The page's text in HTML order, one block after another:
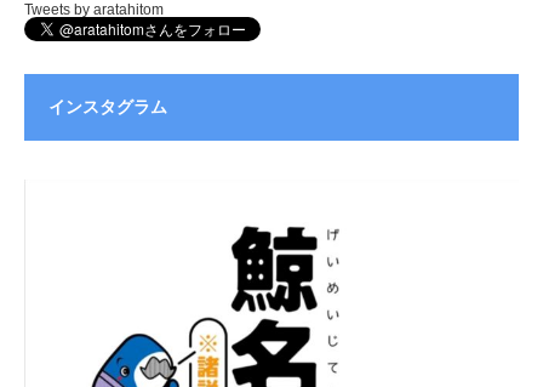
Tweets by aratahitom
インスタグラム